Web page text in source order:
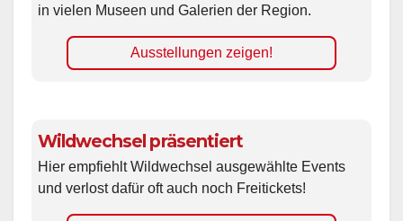
in vielen Museen und Galerien der Region.
Ausstellungen zeigen!
Wildwechsel präsentiert
Hier empfiehlt Wildwechsel ausgewählte Events
und verlost dafür oft auch noch Freitickets!